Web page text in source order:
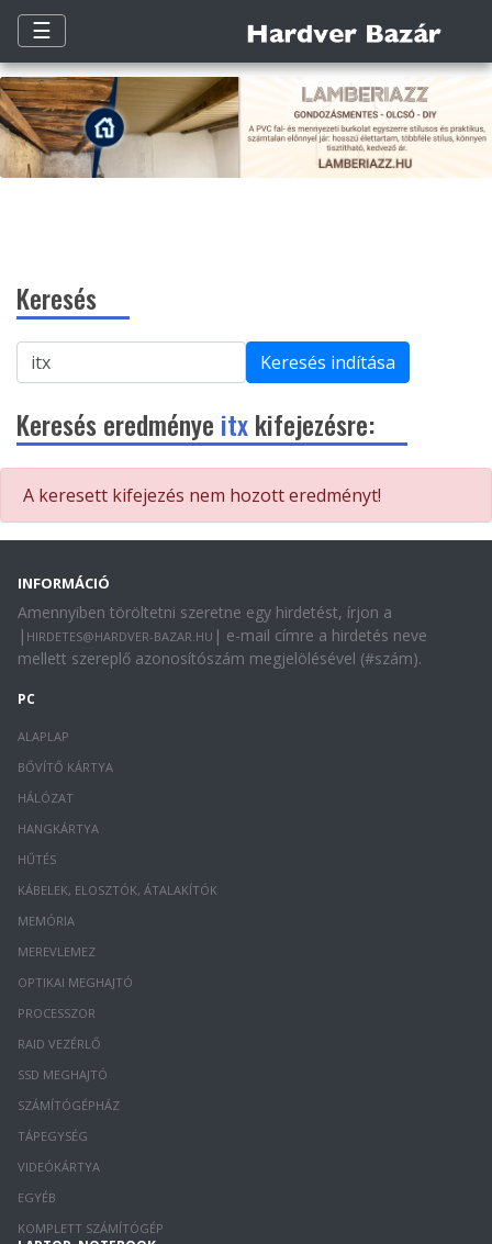
☰
Keresés
Keresés indítása
Keresés eredménye itxkifejezésre:
A keresett kifejezés nem hozott eredményt!
INFORMÁCIÓ
Amennyiben töröltetni szeretne egy hirdetést, írjon a
| HIRDETES@HARDVER-BAZAR.HU | e-mail címre a hirdetés neve
mellett szereplő azonosítószám megjelölésével (#szám).
PC
ALAPLAP
BŐVÍTŐ KÁRTYA
HÁLÓZAT
HANGKÁRTYA
HŰTÉS
KÁBELEK, ELOSZTÓK, ÁTALAKÍTÓK
MEMÓRIA
MEREVLEMEZ
OPTIKAI MEGHAJTÓ
PROCESSZOR
RAID VEZÉRLŐ
SSD MEGHAJTÓ
SZÁMÍTÓGÉPHÁZ
TÁPEGYSÉG
VIDEÓKÁRTYA
EGYÉB
KOMPLETT SZÁMÍTÓGÉP